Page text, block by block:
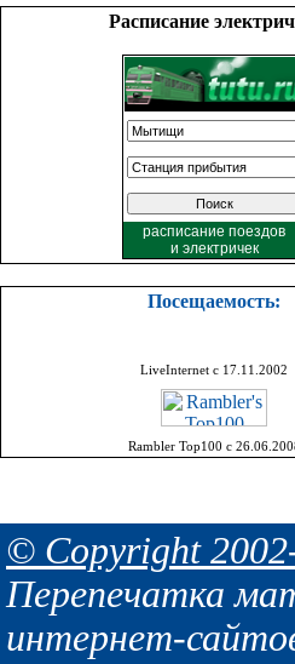
Расписание
расписание поездов
и электричек
Посещаемость:
LiveInternet с 17.11.2002
Rambler Top100 с
© Copyright
Перепечатка
интернет-